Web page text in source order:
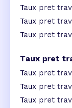
Taux pret
Taux pret
Taux pret
Taux pret
Taux pret
Taux pret
Taux pret